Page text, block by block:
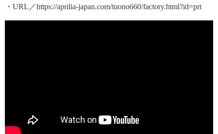
・URL／https://aprilia-japan.com/tuono660/factory.html?id=prt